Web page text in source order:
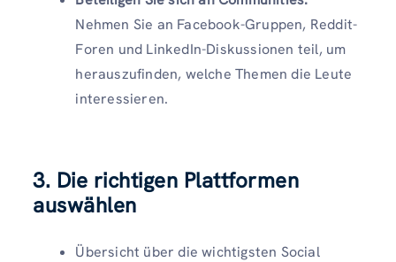
Nehmen Sie an Facebook-Gruppen, Reddit-
Foren und LinkedIn-Diskussionen teil, um
herauszufinden, welche Themen die Leute
interessieren.
3. Die richtigen Plattformen
auswählen
Übersicht über die wichtigsten Social